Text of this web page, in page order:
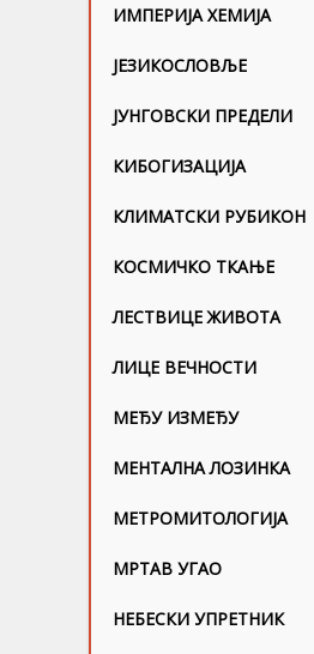
ИМПЕРИЈА ХЕМИЈА
ЈЕЗИКОСЛОВЉЕ
ЈУНГОВСKИ ПРЕДЕЛИ
КИБОГИЗАЦИЈА
КЛИМАТСКИ РУБИКОН
КОСМИЧКО ТКАЊЕ
ЛЕСТВИЦЕ ЖИВОТА
ЛИЦЕ ВЕЧНОСТИ
МЕЂУ ИЗМЕЂУ
МЕНТАЛНА ЛОЗИНКА
МЕТРОМИТОЛОГИЈА
МРТАВ УГАО
НЕБЕСКИ УПРЕТНИК